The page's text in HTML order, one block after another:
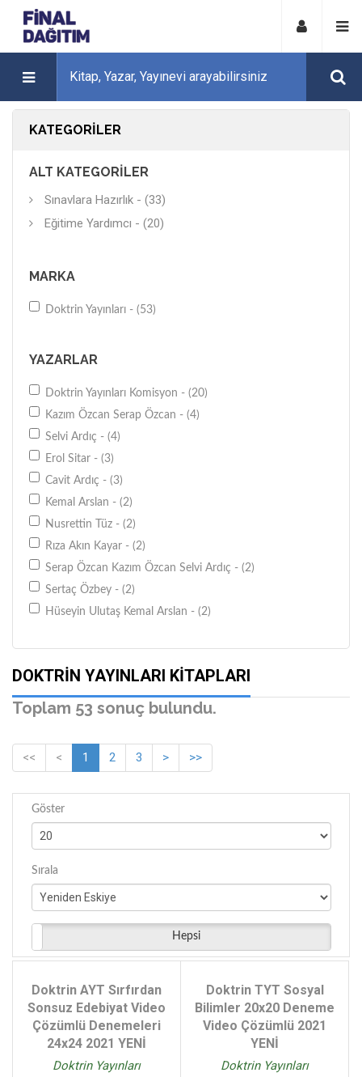
KATEGORILER
ALT KATEGORILER
Sınavlara Hazırlık - (33)
Eğitime Yardımcı - (20)
MARKA
Doktrin Yayınları - (53)
YAZARLAR
Doktrin Yayınları Komisyon - (20)
Kazım Özcan Serap Özcan - (4)
Selvi Ardıç - (4)
Erol Sitar - (3)
Cavit Ardıç - (3)
Kemal Arslan - (2)
Nusrettin Tüz - (2)
Rıza Akın Kayar - (2)
Serap Özcan Kazım Özcan Selvi Ardıç - (2)
Sertaç Özbey - (2)
Hüseyin Ulutaş Kemal Arslan - (2)
Musa Kaya Melih Ersoy - (1)
Doktrin Komisyon - (1)
Kemal Arslan Rıza Akın Kayar - (1)
Kemal Arslan Cavit Ardıç - (1)
DOKTRIN YAYINLARI KITAPLARI
Toplam 53 sonuç bulundu.
<< < 1 2 3 > >>
Göster
Sırala
Hepsi
Doktrin AYT Sırfırdan
Sonsuz Edebiyat Video
Çözümlü Denemeleri
24x24 2021 YENİ
Doktrin Yayınları
Doktrin TYT Sosyal
Bilimler 20x20 Deneme
Video Çözümlü 2021
YENİ
Doktrin Yayınları